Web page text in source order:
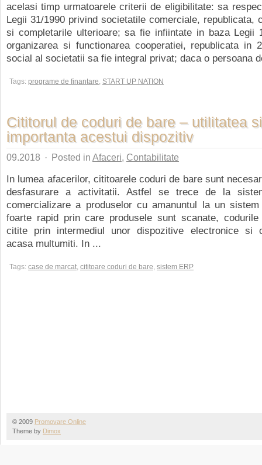
acelasi timp urmatoarele criterii de eligibilitate: sa
Legii 31/1990 privind societatile comerciale, republicata,
si completarile ulterioare; sa fie infiintate in baza Legii
organizarea si functionarea cooperatiei, republicata in
social al societatii sa fie integral privat; daca o persoana
Tags: programe de finantare, START UP NATION
Cititorul de coduri de bare – utilitatea si
importanta acestui dispozitiv
09.2018 · Posted in Afaceri, Contabilitate
In lumea afacerilor, cititoarele coduri de bare sunt
desfasurare a activitatii. Astfel se trece de la
comercializare a produselor cu amanuntul la un
foarte rapid prin care produsele sunt scanate,
citite prin intermediul unor dispozitive electronice si
acasa multumiti. In ...
Tags: case de marcat, cititoare coduri de bare, sistem ERP
© 2009 Promovare Online
Theme by Dimox